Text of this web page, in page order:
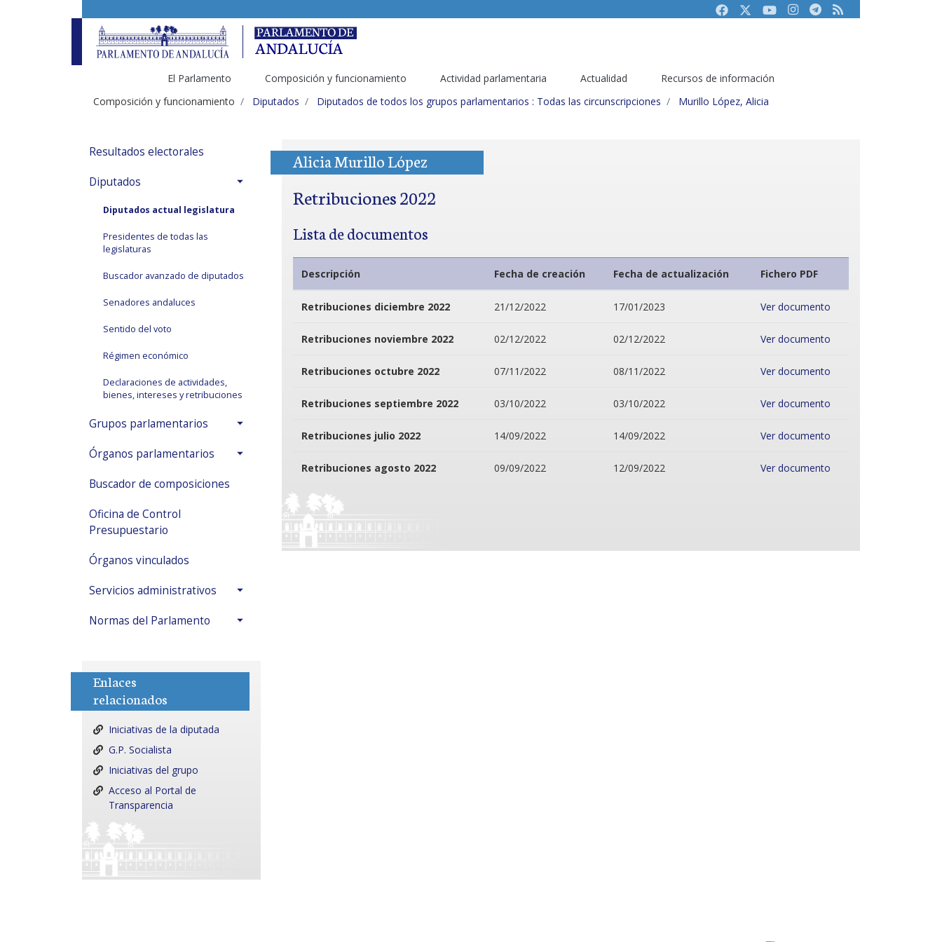
FacebookTwitterYoutubeInstagram
Telegram
RSS
El Parlamento Composición y funcionamiento Actividad parlamentaria Actualidad
Recursos de información
Composición y funcionamiento
Diputados Diputados de todos los grupos parlamentarios : Todas las circunscripciones Murillo López, Alicia
Resultados electorales
Diputados
Diputados actual legislatura
Presidentes de todas las
legislaturas
Buscador avanzado de diputados
Senadores andaluces
Sentido del voto
Régimen económico
Declaraciones de actividades,
bienes, intereses y retribuciones
Grupos parlamentarios
Órganos parlamentarios
Buscador de composiciones
Oficina de Control
Presupuestario
Órganos vinculados
Servicios administrativos
Normas del Parlamento
Enlaces
relacionados
Iniciativas de la diputada
G.P. Socialista
Iniciativas del grupo
Acceso al Portal de
Transparencia
Alicia Murillo López
Retribuciones 2022
Lista de documentos
Descripción Fecha de creación Fecha de actualización Fichero PDF
Retribuciones diciembre 2022 21/12/2022 17/01/2023 Ver documento
Retribuciones noviembre 2022 02/12/2022 02/12/2022 Ver documento
Retribuciones octubre 2022 07/11/2022 08/11/2022 Ver documento
Retribuciones septiembre 2022 03/10/2022 03/10/2022 Ver documento
Retribuciones julio 2022 14/09/2022 14/09/2022 Ver documento
Retribuciones agosto 2022 09/09/2022 12/09/2022 Ver documento